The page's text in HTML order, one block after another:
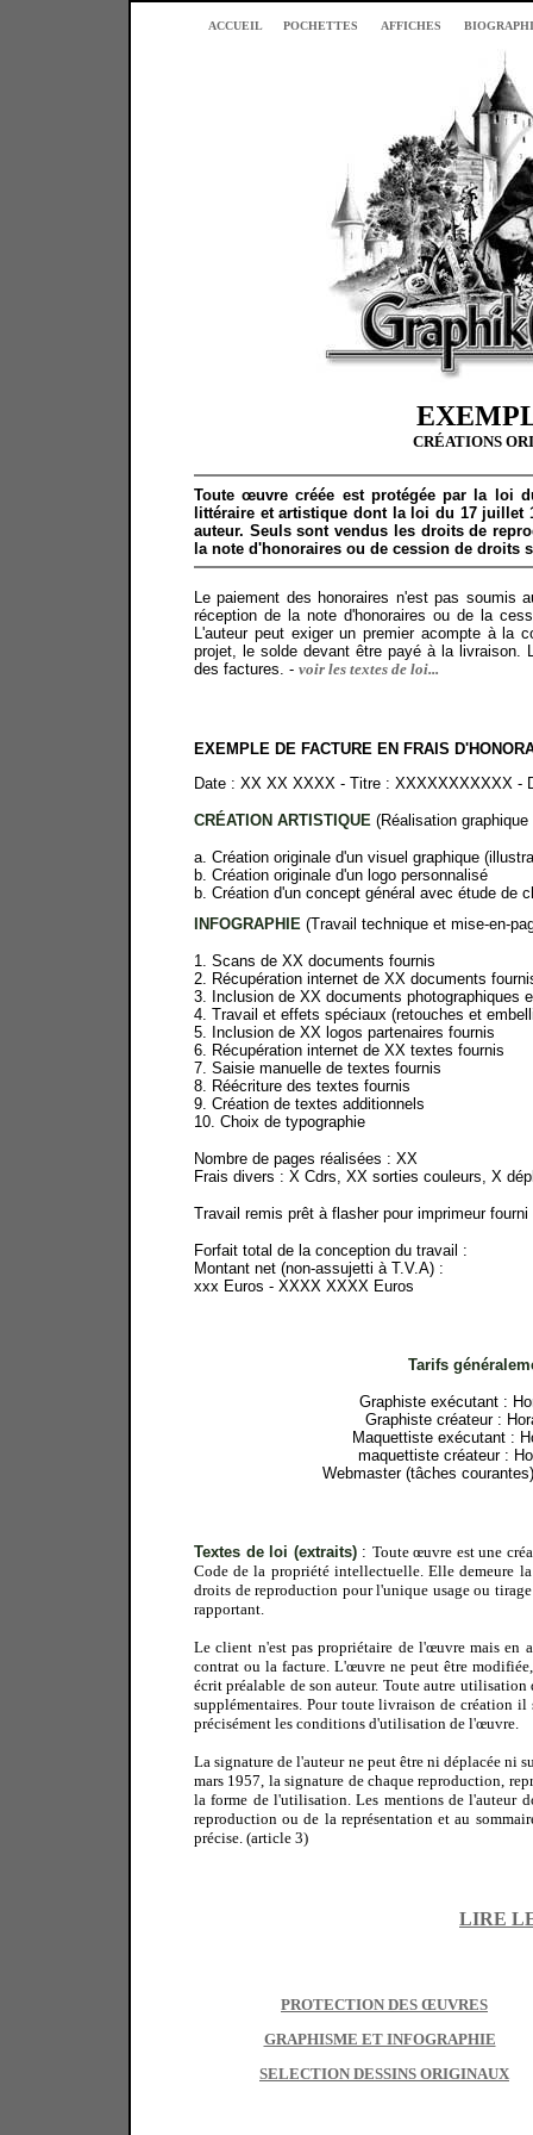
ACCUEIL POCHETTES AFFICHES
CRÉATIONS
Toute œuvre créée est protégée par la loi
littéraire et artistique dont la loi du 17 juillet
auteur. Seuls sont vendus les droits de
la note d'honoraires ou de cession de droits
Le paiement des honoraires n'est pas soumis
réception de la note d'honoraires ou de la
L'auteur peut exiger un premier acompte à la
projet, le solde devant être payé à la livraison.
des factures. - voir les textes de loi...
EXEMPLE DE FACTURE EN FRAIS
Date : XX XX XXXX - Titre : XXXXXXXXXXX -
CRÉATION ARTISTIQUE (Réalisation
a. Création originale d'un visuel graphique
b. Création originale d'un logo personnalisé
b. Création d'un concept général avec étude de
INFOGRAPHIE (Travail technique et mise-en-
1. Scans de XX documents fournis
2. Récupération internet de XX documents
3. Inclusion de XX documents photographiques
4. Travail et effets spéciaux (retouches et
5. Inclusion de XX logos partenaires fournis
6. Récupération internet de XX textes fournis
7. Saisie manuelle de textes fournis
8. Réécriture des textes fournis
9. Création de textes additionnels
10. Choix de typographie
Nombre de pages réalisées : XX
Frais divers : X Cdrs, XX sorties couleurs, X
Travail remis prêt à flasher pour imprimeur
Forfait total de la conception du travail :
Montant net (non-assujetti à T.V.A) :
xxx Euros - XXXX XXXX Euros
Tarifs
Graphiste exécutant :
Graphiste créateur :
Maquettiste exécutant :
maquettiste créateur :
Webmaster (tâches
Textes de loi (extraits): Toute œuvre est une
Code de la propriété intellectuelle. Elle demeure
droits de reproduction pour l'unique usage ou
rapportant.
Le client n'est pas propriétaire de l'œuvre mais
contrat ou la facture. L'œuvre ne peut être
écrit préalable de son auteur. Toute autre
supplémentaires. Pour toute livraison de création il
précisément les conditions d'utilisation de l'œuvre.
La signature de l'auteur ne peut être ni déplacée ni
mars 1957, la signature de chaque reproduction,
la forme de l'utilisation. Les mentions de l'auteur
reproduction ou de la représentation et au
précise. (article 3)
LIRE
PROTECTION DES ŒUVRES
GRAPHISME ET INFOGRAPHIE
SELECTION DESSINS ORIGINAUX